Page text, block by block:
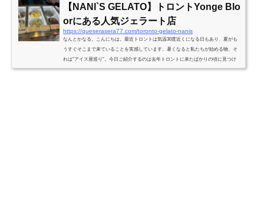
【NANI`S GELATO】トロントYonge Blo
orにある人気ジェラート店
https://queserasera77.com/toronto-gelato-nanis
なんとかなる。こんにちは。最近トロントは気温30度近くになる日もあり、夏がも
うすぐそこまで来ていることを実感しています。暑くなると私たちが始める物、そ
れは”アイス屋巡り”。今日ご紹介するのは去年トロントに来たばかりの頃に見つけ
て、先日久しぶりにリピート訪問した”NANI`S GELATO”です。他にもダウンタウン